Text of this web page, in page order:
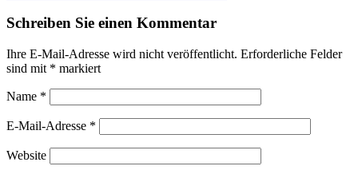
Schreiben Sie einen Kommentar
Ihre E-Mail-Adresse wird nicht veröffentlicht. Erforderliche Felder
sind mit * markiert
Name *
E-Mail-Adresse *
Website